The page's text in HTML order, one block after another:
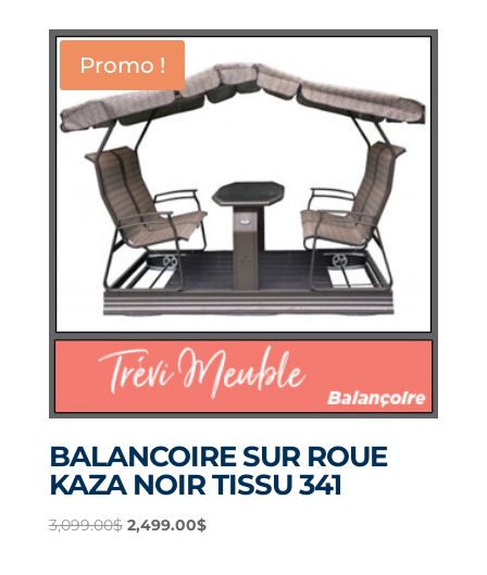
était :
2,299.00$.1,899.00$.
Promo !
BALANCOIRE SUR ROUE
KAZA NOIR TISSU 341
3,099.00$ Le
2,499.00$Le